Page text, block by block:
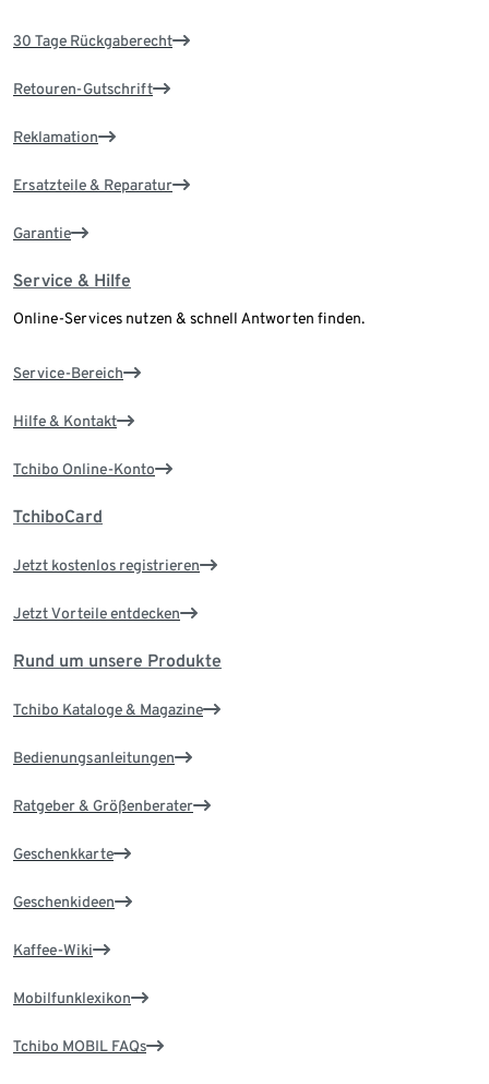
30 Tage Rückgaberecht
Retouren-Gutschrift
Reklamation
Ersatzteile & Reparatur
Garantie
Service & Hilfe
Online-Services nutzen & schnell Antworten finden.
Service-Bereich
Hilfe & Kontakt
Tchibo Online-Konto
TchiboCard
Jetzt kostenlos registrieren
Jetzt Vorteile entdecken
Rund um unsere Produkte
Tchibo Kataloge & Magazine
Bedienungsanleitungen
Ratgeber & Größenberater
Geschenkkarte
Geschenkideen
Kaffee-Wiki
Mobilfunklexikon
Tchibo MOBIL FAQs